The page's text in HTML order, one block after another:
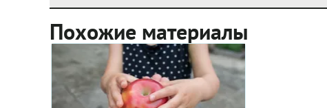
Похожие материалы